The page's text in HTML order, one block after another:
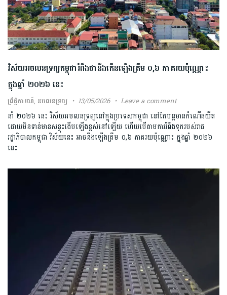
វិស័យ​អចលនទ្រព្យកម្ពុជារំពឹងថានឹងកើនឡើង​ត្រឹម ០,៦ ភាគរយ​ប៉ុណ្ណោះ
ក្នុងឆ្នាំ ២០២៦ នេះ​
ព្រឹត្តិការណ៍, អចលនទ្រព្យ 13/05/2026 Leave a comment
នាំ ២០២៦ នេះ វិស័យអចលនទ្រព្យ​នៅក្នុងប្រទេស​កម្ពុជា នៅតែបន្ត​មានកំណើន​យឺត​
ដោយមិនទាន់មានសន្ទុះងើបឡើងខ្ពស់​នៅឡើយ ហើយបើតាមការរំពឹង​ទុករបស់រាជ
រដ្ឋាភិបាលកម្ពុជា វិស័យ​នេះ អាច​នឹងឡើង​ត្រឹម ០,៦ ភាគរយប៉ុណ្ណោះ ក្នុងឆ្នាំ ២០២៦
នេះ